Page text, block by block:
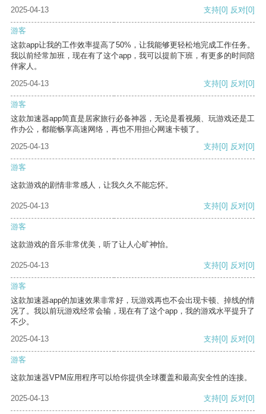
2025-04-13 支持[0] 反对[0]
游客
这款app让我的工作效率提高了50%，让我能够更轻松地完成工作任务。
我以前经常加班，现在有了这个app，我可以提前下班，有更多的时间陪
伴家人。
2025-04-13
支持[0] 反对[0]
游客
这款加速器app简直是居家旅行必备神器，无论是看视频、玩游戏还是工
作办公，都能畅享高速网络，再也不用担心网速卡顿了。
2025-04-13
支持[0] 反对[0]
游客
这款游戏的剧情非常感人，让我久久不能忘怀。
2025-04-13 支持[0] 反对[0]
游客
这款游戏的音乐非常优美，听了让人心旷神怡。
2025-04-13 支持[0] 反对[0]
游客
这款加速器app的加速效果非常好，玩游戏再也不会出现卡顿、掉线的情
况了。我以前玩游戏经常会输，现在有了这个app，我的游戏水平提升了
不少。
2025-04-13
支持[0] 反对[0]
游客
这款加速器VPM应用程序可以给你提供全球覆盖和最高安全性的连接。
2025-04-13 支持[0] 反对[0]